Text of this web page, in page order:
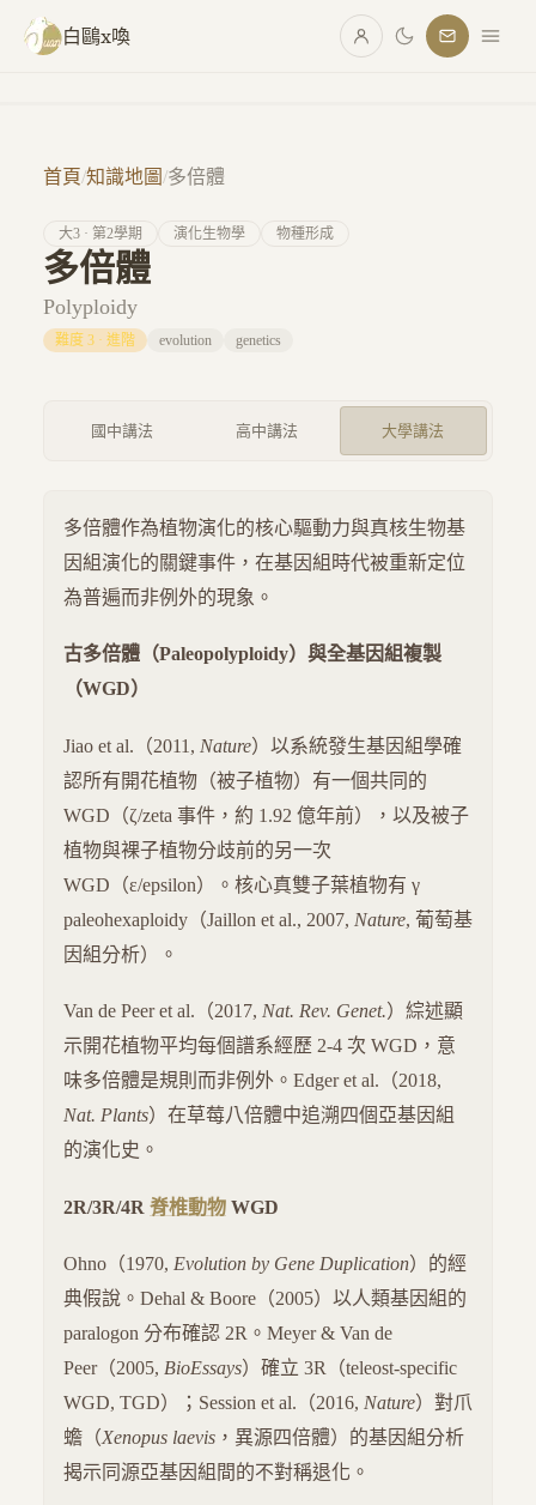
跳至主要內容
白鷗x喚
首頁/知識地圖/多倍體
大3 · 第2學期 演化生物學 物種形成
多倍體
Polyploidy
難度 3 · 進階 evolution genetics
國中講法 高中講法 大學講法
多倍體作為植物演化的核心驅動力與真核生物基
因組演化的關鍵事件，在基因組時代被重新定位
為普遍而非例外的現象。
古多倍體（Paleopolyploidy）與全基因組複製
（WGD）
Jiao et al.（2011, Nature）以系統發生基因組學確
認所有開花植物（被子植物）有一個共同的
WGD（ζ/zeta 事件，約 1.92 億年前），以及被子
植物與裸子植物分歧前的另一次
WGD（ε/epsilon）。核心真雙子葉植物有 γ
paleohexaploidy（Jaillon et al., 2007, Nature, 葡萄基
因組分析）。
Van de Peer et al.（2017, Nat. Rev. Genet.）綜述顯
示開花植物平均每個譜系經歷 2-4 次 WGD，意
味多倍體是規則而非例外。Edger et al.（2018,
Nat. Plants）在草莓八倍體中追溯四個亞基因組
的演化史。
2R/3R/4R 脊椎動物 WGD
Ohno（1970, Evolution by Gene Duplication）的經
典假說。Dehal & Boore（2005）以人類基因組的
paralogon 分布確認 2R。Meyer & Van de
Peer（2005, BioEssays）確立 3R（teleost-specific
WGD, TGD）；Session et al.（2016, Nature）對爪
蟾（Xenopus laevis ，異源四倍體）的基因組分析
揭示同源亞基因組間的不對稱退化。